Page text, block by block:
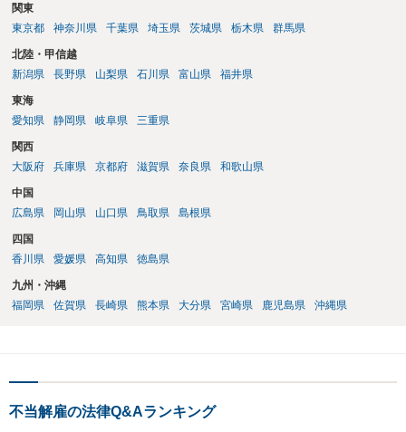
関東
東京都
神奈川県 千葉県 埼玉県 茨城県 栃木県 群馬県
北陸・甲信越
新潟県
長野県 山梨県 石川県 富山県 福井県
東海
愛知県
静岡県 岐阜県 三重県
関西
大阪府
兵庫県 京都府 滋賀県 奈良県 和歌山県
中国
広島県
岡山県 山口県 鳥取県 島根県
四国
香川県
愛媛県 高知県 徳島県
九州・沖縄
福岡県
佐賀県 長崎県 熊本県 大分県 宮崎県 鹿児島県 沖縄県
不当解雇の法律Q&Aランキング